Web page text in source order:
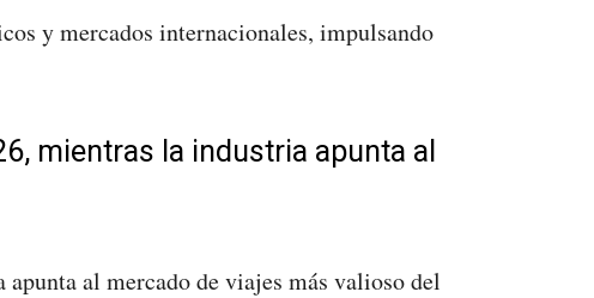
y mercados internacionales, impulsando
mientras la industria apunta al
al mercado de viajes más valioso del